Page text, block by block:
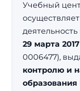
Учебный
29 марта
0006477),
контролю и